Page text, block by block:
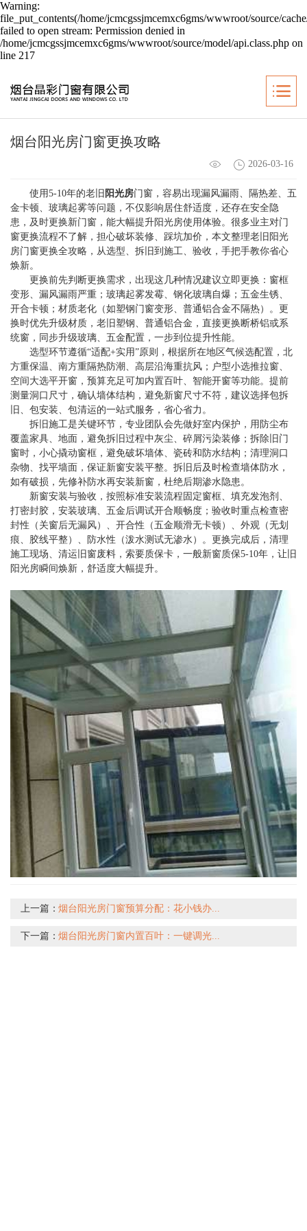
Warning:
file_put_contents(/home/jcmcgssjmcemxc6gms/wwwroot/source/
failed to open stream: Permission denied in
/home/jcmcgssjmcemxc6gms/wwwroot/source/model/api.class.php on
line 217
烟台阳光房门窗更换攻略
2026-03-16
使用5-10年的老旧 阳光房门窗，容易出现漏风漏雨、隔热差、五
金卡顿、玻璃起雾等问题，不仅影响居住舒适度，还存在安全隐
患，及时更换新门窗，能大幅提升阳光房使用体验。很多业主对门
窗更换流程不了解，担心破坏装修、踩坑加价，本文整理老旧阳光
房门窗更换全攻略，从选型、拆旧到施工、验收，手把手教你省心
焕新。
更换前先判断更换需求，出现这几种情况建议立即更换：窗框
变形、漏风漏雨严重；玻璃起雾发霉、钢化玻璃自爆；五金生锈、
开合卡顿；材质老化（如塑钢门窗变形、普通铝合金不隔热）。更
换时优先升级材质，老旧塑钢、普通铝合金，直接更换断桥铝或系
统窗，同步升级玻璃、五金配置，一步到位提升性能。
选型环节遵循“适配+实用”原则，根据所在地区气候选配置，北
方重保温、南方重隔热防潮、高层沿海重抗风；户型小选推拉窗、
空间大选平开窗，预算充足可加内置百叶、智能开窗等功能。提前
测量洞口尺寸，确认墙体结构，避免新窗尺寸不符，建议选择包拆
旧、包安装、包清运的一站式服务，省心省力。
拆旧施工是关键环节，专业团队会先做好室内保护，用防尘布
覆盖家具、地面，避免拆旧过程中灰尘、碎屑污染装修；拆除旧门
窗时，小心撬动窗框，避免破坏墙体、瓷砖和防水结构；清理洞口
杂物、找平墙面，保证新窗安装平整。拆旧后及时检查墙体防水，
如有破损，先修补防水再安装新窗，杜绝后期渗水隐患。
新窗安装与验收，按照标准安装流程固定窗框、填充发泡剂、
打密封胶，安装玻璃、五金后调试开合顺畅度；验收时重点检查密
封性（关窗后无漏风）、开合性（五金顺滑无卡顿）、外观（无划
痕、胶线平整）、防水性（泼水测试无渗水）。更换完成后，清理
施工现场、清运旧窗废料，索要质保卡，一般新窗质保5-10年，让旧
阳光房瞬间焕新，舒适度大幅提升。
上一篇：烟台阳光房门窗预算分配：花小钱办...
下一篇：烟台阳光房门窗内置百叶：一键调光...